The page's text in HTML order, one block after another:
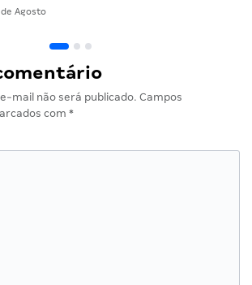
de Agosto
mail não será publicado. Campos
com *